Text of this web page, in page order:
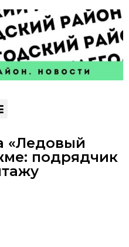
«Ледовый
подрядчик